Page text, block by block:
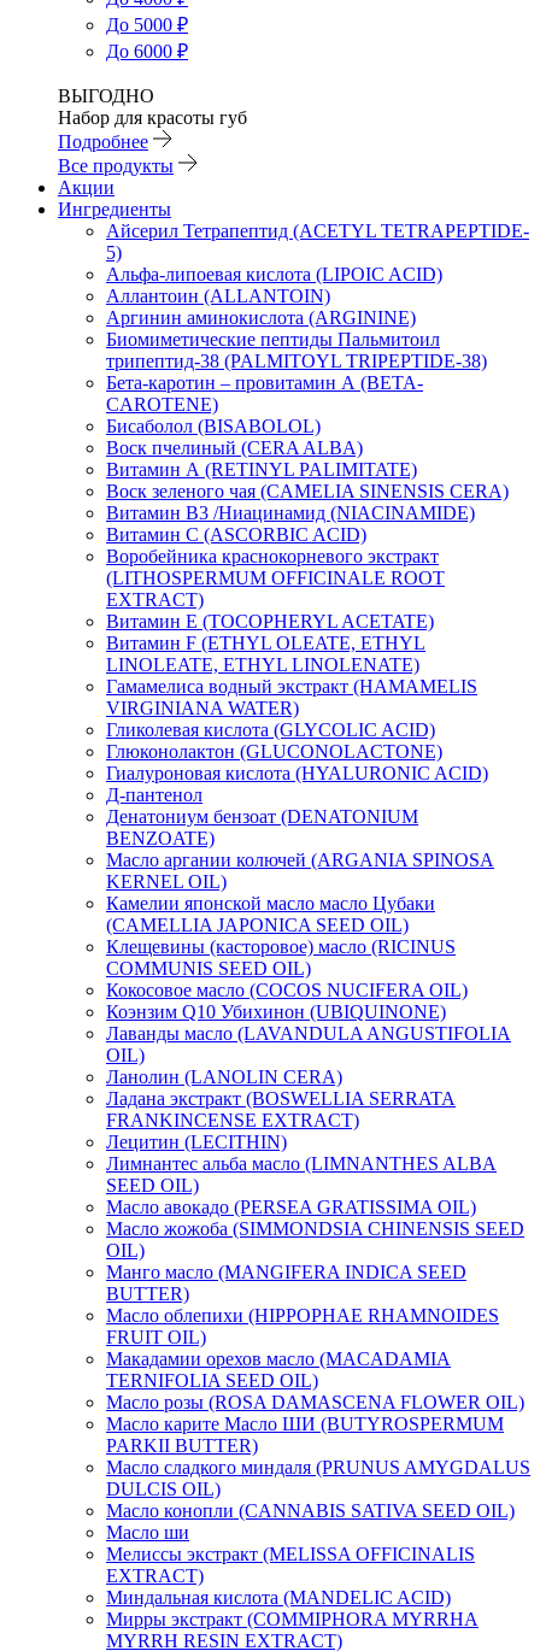
До 5000 ₽
До 6000 ₽
ВЫГОДНО
Набор для красоты губ
Подробнее
Все продукты
Акции
Ингредиенты
Айсерил Тетрапептид (ACETYL TETRAPEPTIDE-
5)
Альфа-липоевая кислота (LIPOIC ACID)
Аллантоин (ALLANTOIN)
Аргинин аминокислота (ARGININE)
Биомиметические пептиды Пальмитоил
трипептид-38 (PALMITOYL TRIPEPTIDE-38)
Бета-каротин – провитамин А (BETA-
CAROTENE)
Бисаболол (BISABOLOL)
Воск пчелиный (CERA ALBA)
Витамин А (RETINYL PALIMITATE)
Воск зеленого чая (CAMELIA SINENSIS CERA)
Витамин B3 /Ниацинамид (NIACINAMIDE)
Витамин C (ASCORBIC ACID)
Воробейника краснокорневого экстракт
(LITHOSPERMUM OFFICINALE ROOT
EXTRACT)
Витамин Е (TOCOPHERYL ACETATE)
Витамин F (ETHYL OLEATE, ETHYL
LINOLEATE, ETHYL LINOLENATE)
Гамамелиса водный экстракт (HAMAMELIS
VIRGINIANA WATER)
Гликолевая кислота (GLYCOLIC ACID)
Глюконолактон (GLUCONOLACTONE)
Гиалуроновая кислота (HYALURONIC ACID)
Д-пантенол
Денатониум бензоат (DENATONIUM
BENZOATE)
Масло аргании колючей (ARGANIA SPINOSA
KERNEL OIL)
Камелии японской масло масло Цубаки
(CAMELLIA JAPONICA SEED OIL)
Клещевины (касторовое) масло (RICINUS
COMMUNIS SEED OIL)
Кокосовое масло (COCOS NUCIFERA OIL)
Коэнзим Q10 Убихинон (UBIQUINONE)
Лаванды масло (LAVANDULA ANGUSTIFOLIA
OIL)
Ланолин (LANOLIN CERA)
Ладана экстракт (BOSWELLIA SERRATA
FRANKINCENSE EXTRACT)
Лецитин (LECITHIN)
Лимнантес альба масло (LIMNANTHES ALBA
SEED OIL)
Масло авокадо (PERSEA GRATISSIMA OIL)
Масло жожоба (SIMMONDSIA CHINENSIS SEED
OIL)
Манго масло (MANGIFERA INDICA SEED
BUTTER)
Масло облепихи (HIPPOPHAE RHAMNOIDES
FRUIT OIL)
Макадамии орехов масло (MACADAMIA
TERNIFOLIA SEED OIL)
Масло розы (ROSA DAMASCENA FLOWER OIL)
Масло карите Масло ШИ (BUTYROSPERMUM
PARKII BUTTER)
Масло сладкого миндаля (PRUNUS AMYGDALUS
DULCIS OIL)
Масло конопли (CANNABIS SATIVA SEED OIL)
Масло ши
Мелиссы экстракт (MELISSA OFFICINALIS
EXTRACT)
Миндальная кислота (MANDELIC ACID)
Мирры экстракт (COMMIPHORA MYRRHA
MYRRH RESIN EXTRACT)